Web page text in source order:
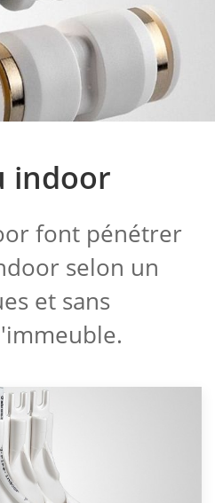
indoor
font pénétrer
selon un
et sans